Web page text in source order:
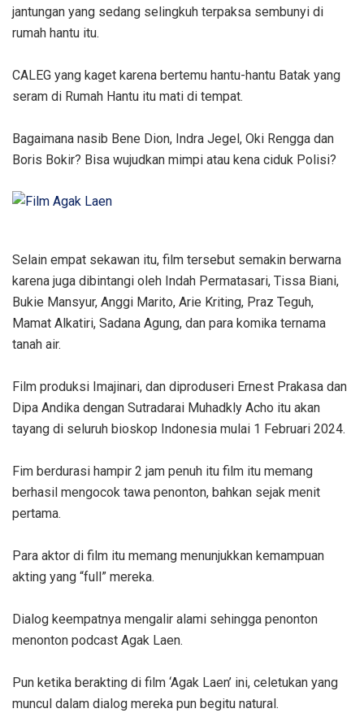
jantungan yang sedang selingkuh terpaksa sembunyi di
rumah hantu itu.
CALEG yang kaget karena bertemu hantu-hantu Batak yang
seram di Rumah Hantu itu mati di tempat.
Bagaimana nasib Bene Dion, Indra Jegel, Oki Rengga dan
Boris Bokir? Bisa wujudkan mimpi atau kena ciduk Polisi?
Selain empat sekawan itu, film tersebut semakin berwarna
karena juga dibintangi oleh Indah Permatasari, Tissa Biani,
Bukie Mansyur, Anggi Marito, Arie Kriting, Praz Teguh,
Mamat Alkatiri, Sadana Agung, dan para komika ternama
tanah air.
Film produksi Imajinari, dan diproduseri Ernest Prakasa dan
Dipa Andika dengan Sutradarai Muhadkly Acho itu akan
tayang di seluruh bioskop Indonesia mulai 1 Februari 2024.
Fim berdurasi hampir 2 jam penuh itu film itu memang
berhasil mengocok tawa penonton, bahkan sejak menit
pertama.
Para aktor di film itu memang menunjukkan kemampuan
akting yang “full” mereka.
Dialog keempatnya mengalir alami sehingga penonton
menonton podcast Agak Laen.
Pun ketika berakting di film ‘Agak Laen’ ini, celetukan yang
muncul dalam dialog mereka pun begitu natural.